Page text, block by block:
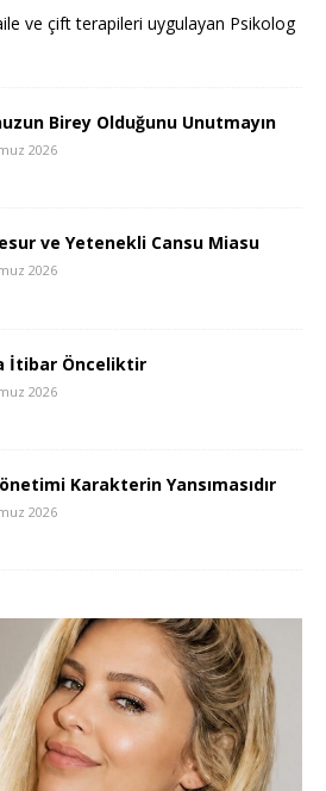
ve çift terapileri uygulayan Psikolog
Birey Olduğunu Unutmayın
2026
ve Yetenekli Cansu Miasu
2026
İtibar Önceliktir
2026
Karakterin Yansımasıdır
2026